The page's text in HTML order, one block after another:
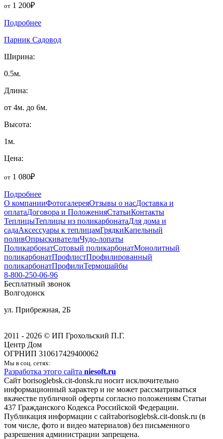
от 1 200₽
Подробнее
Парник Садовод
Ширина:
0.5м.
Длина:
от 4м. до 6м.
Высота:
1м.
Цена:
от 1 080₽
Подробнее
О компанииФотогалереяОтзывы о насДоставка и
оплатаДоговора и ПоложенияСтатьиКонтакты
ТеплицыТеплицы из поликарбонатаДля дома и
садаАксессуары к теплицамГрядкиКапельный
поливОпрыскивателиЧудо-лопаты
ПоликарбонатСотовый поликарбонатМонолитный
поликарбонатПрофлистПрофилированный
поликарбонатПрофилиТермошайбы
8-800-250-06-96
Бесплатный звонок
Волгодонск
ул. Прибрежная, 2Б
2011 - 2026 © ИП Грохольский П.Г.
Центр Дом
ОГРНИП 310617429400062
Мы в соц. сетях:
Разработка этого сайта niesoft.ru
Сайт borisoglebsk.cit-donsk.ru носит исключительно
информационный характер и не может рассматриваться
вкачестве публичной оферты согласно положениям Статьи
437 Гражданского Кодекса Российской Федерации.
Публикация информации с сайтаborisoglebsk.cit-donsk.ru (в
том числе, фото и видео материалов) без письменного
разрешения администрации запрещена.